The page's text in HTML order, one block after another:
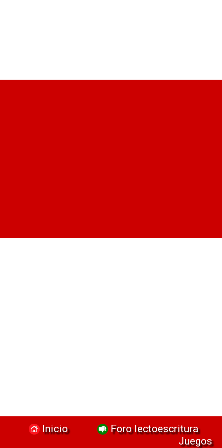
Inicio
Foro lectoescritura
Juegos